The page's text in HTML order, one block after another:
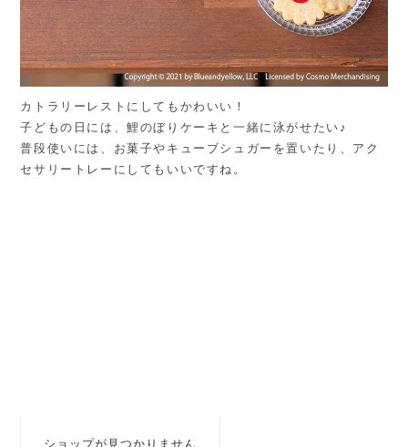
カトラリーレストにしてもかわいい！
子どもの日には、鯉のぼりケーキと一緒に泳がせたい♪
普段使いには、お菓子やキューブシュガーを置いたり、アク
セサリートレーにしてもいいですね。